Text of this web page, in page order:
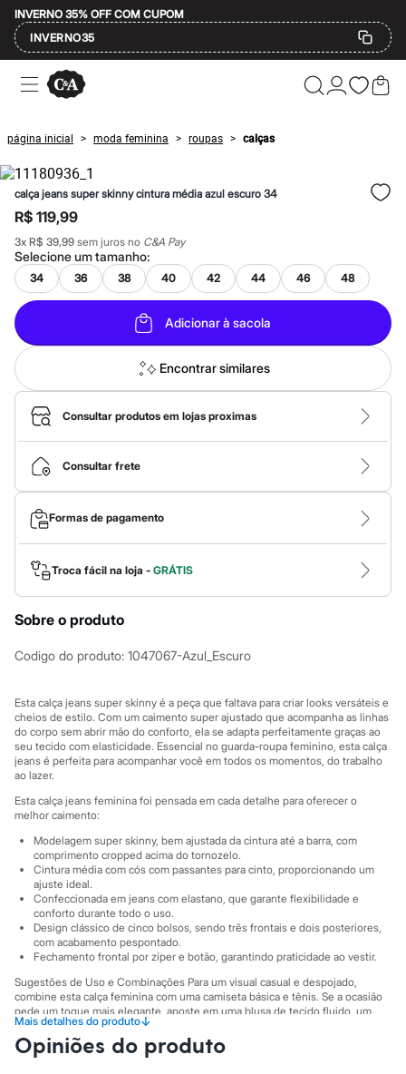
INVERNO 35% OFF COM CUPOM
INVERNO35
Ofertas
Compre por Departamento
Masculino
Infantil
Calçados
Mindse7
Plus Size
Até 20% off
Até 40% off
Até 60% off
A partir de 60% off
Feminino
Em alta
Inverno
Alfaiataria
Novidades
Roupas
Blusas e Camisetas
Básicos
Calças
Casacos e Jaquetas
Jeans
Macacões
Saias
Shorts e Bermudas
Vestidos
Acessórios
Bolsas
Bonés e Chapéus
Bijoux
Cintos
Relógios
Botas
Sandálias
Sapatilhas
Tênis
Marcas
City
Clock House
Mindset
Sawary
Yessica
Moda esportiva
Acessórios
Blusas
Calçados
Leggings
Shorts e Bermudas
Tops
Moda íntima
Calcinhas
Cintas e Modeladores
Meias
Pijamas
Sutiãs e Tops
Moda praia
página inicial > moda feminina > roupas > calças
calça jeans super skinny cintura média azul escuro 34
R$ 119,99
3x R$ 39,99 sem juros no C&A Pay
Selecione umtamanho:
34 36 38 40 42 44 46 48
Adicionar à sacola
Encontrar similares
Consultar produtos em lojas proximas
Consultar frete
Formas de pagamento
Troca fácil na loja - GRÁTIS
Sobre o produto
Codigo do produto: 1047067-Azul_Escuro
Esta calça jeans super skinny é a peça que faltava para criar looks versáteis e
cheios de estilo. Com um caimento super ajustado que acompanha as linhas
do corpo sem abrir mão do conforto, ela se adapta perfeitamente graças ao
seu tecido com elasticidade. Essencial no guarda-roupa feminino, esta calça
jeans é perfeita para acompanhar você em todos os momentos, do trabalho
ao lazer.
Esta calça jeans feminina foi pensada em cada detalhe para oferecer o
melhor caimento:
Modelagem super skinny, bem ajustada da cintura até a barra, com
comprimento cropped acima do tornozelo.
Cintura média com cós com passantes para cinto, proporcionando um
ajuste ideal.
Confeccionada em jeans com elastano, que garante flexibilidade e
conforto durante todo o uso.
Design clássico de cinco bolsos, sendo três frontais e dois posteriores,
com acabamento pespontado.
Fechamento frontal por zíper e botão, garantindo praticidade ao vestir.
Sugestões de Uso e Combinações Para um visual casual e despojado,
combine esta calça feminina com uma camiseta básica e tênis. Se a ocasião
pede um toque mais elegante, aposte em uma blusa de tecido fluido, um
blazer e sandálias de salto. A versatilidade desta calça jeans permite transitar
facilmente entre diferentes estilos, tornando-a uma base incrível para suas
produções.
Mais detalhes do produto↓
Opiniões do produto